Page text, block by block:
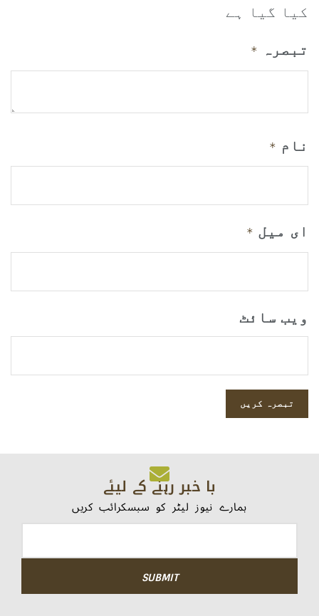
کیا گیا ہے
تبصرہ
*
نام *
ای میل *
ویب‌ سائٹ
با خبر رہنے کے لیئے
ہمارے نیوز لیٹر کو سبسکرائب کریں